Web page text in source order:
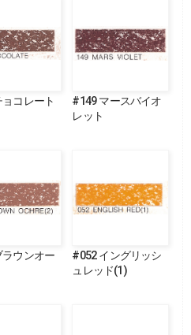
コレート
#149 マースバイオ
レット
ウンオー
#052 イングリッシ
ュレッド(1)